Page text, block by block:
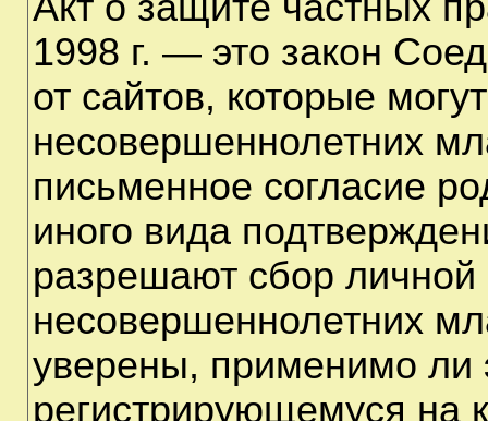
1998 г. — это закон
от сайтов, которые
несовершеннолетних
письменное согласие
иного вида
разрешают сбор
несовершеннолетних
уверены, применимо ли
регистрирующемуся на